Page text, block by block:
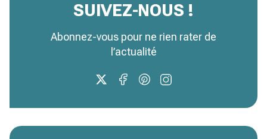
SUIVEZ-NOUS !
Abonnez-vous pour ne rien rater de
l’actualité